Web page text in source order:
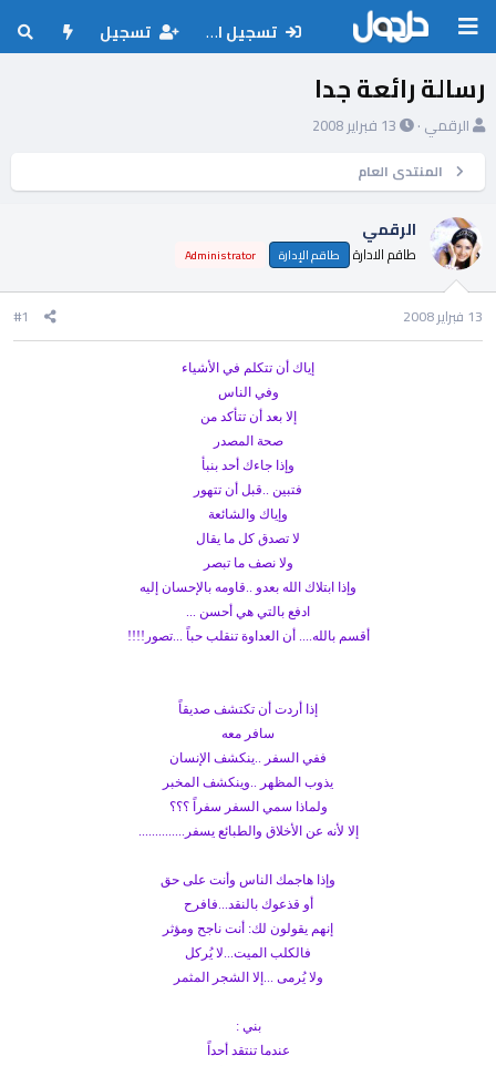
تسجيل الدخول تسجيل
رسالة رائعة جدا
ب
ئ
ل
م
ض
و
ع
الرقمي
ت
ر
ي
ا
ل
د
13 فبراير 2008
المنتدى العام
الرقمي
طاقم الادارة طاقم الإدارة Administrator
13 فبراير 2008 #1
إياك أن تتكلم في الأشياء
وفي الناس
إلا بعد أن تتأكد من
صحة المصدر
وإذا جاءك أحد بنبأ
فتبين ..قبل أن تتهور
وإياك والشائعة
لا تصدق كل ما يقال
ولا نصف ما تبصر
وإذا ابتلاك الله بعدو ..قاومه بالإحسان إليه
ادفع بالتي هي أحسن ...
أقسم بالله.... أن العداوة تنقلب حباً ...تصور!!!!
إذا أردت أن تكتشف صديقاً
سافر معه
ففي السفر ..ينكشف الإنسان
يذوب المظهر ..وينكشف المخبر
ولماذا سمي السفر سفراً ؟؟؟
إلا لأنه عن الأخلاق والطبائع يسفر..............
وإذا هاجمك الناس وأنت على حق
أو قذعوك بالنقد...فافرح
إنهم يقولون لك: أنت ناجح ومؤثر
فالكلب الميت...لا يُركل
ولا يُرمى ...إلا الشجر المثمر
بني :
عندما تنتقد أحداً